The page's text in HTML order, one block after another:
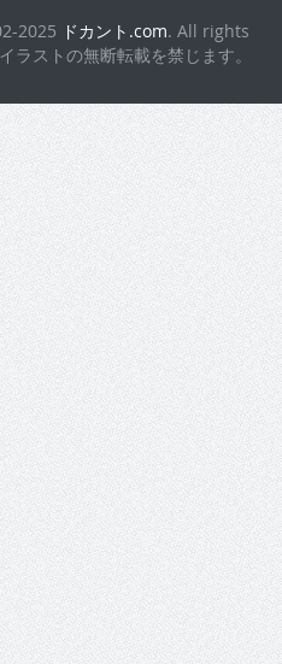
2025 ドカント.com. All rights
ストの無断転載を禁じます。